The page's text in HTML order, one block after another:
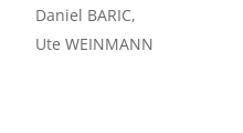
Daniel BARIC,
Ute WEINMANN